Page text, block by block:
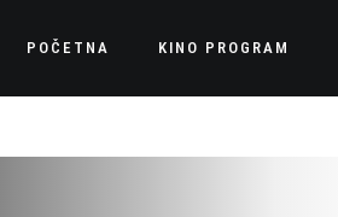
POČETNA KINO PROGRAM